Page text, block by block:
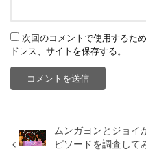
次回のコメントで使用するた
ドレス、サイトを保存する。
ムンガヨンとジョイ
ピソードを調査して